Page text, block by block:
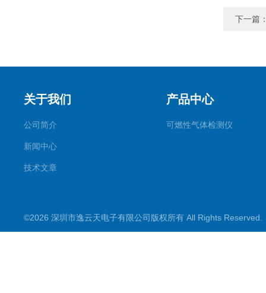
下一篇
关于我们
公司简介
新闻中心
技术文章
产品中心
可燃性气体检测仪
©2026 深圳市逸云天电子有限公司版权所有 All Rights